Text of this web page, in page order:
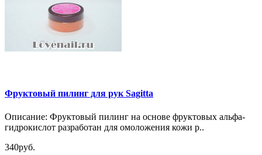
Фруктовый пилинг для рук Sagitta
Описание: Фруктовый пилинг на основе фруктовых альфа-
гидрокислот разработан для омоложения кожи р..
340руб.